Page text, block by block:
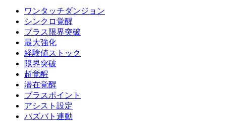
ワンタッチダンジョン
シンクロ覚醒
プラス限界突破
最大強化
経験値ストック
限界突破
超覚醒
潜在覚醒
プラスポイント
アシスト設定
パズバト連動